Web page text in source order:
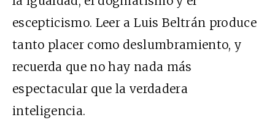
escepticismo. Leer a Luis Beltrán produce
tanto placer como deslumbramiento, y
recuerda que no hay nada más
espectacular que la verdadera
inteligencia.